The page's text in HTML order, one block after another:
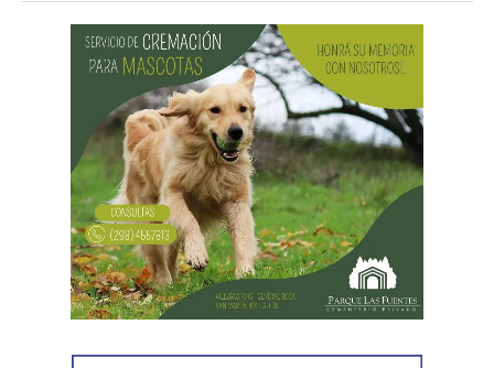
Desde Vialidad Nacional informaron que,durante las
próximas semanas, el operativo de bacheo será
reforzado con dos nuevas cuadrillas de trabajo y dos
camiones bacheadores, lo que permitirá incrementar
el ritmo de ejecución y optimizar las tareas de
mantenimiento en distintos puntos del Alto Valle.
Por otra parte, el organismo avanza con el relevamiento